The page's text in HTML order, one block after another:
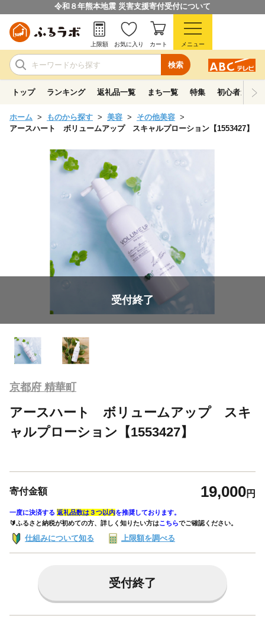
令和８年熊本地震 災害支援寄付受付について
検索
上限額 お気に入り カート メニュー
トップ ランキング 返礼品一覧 まち一覧 特集 初心者ガイド
ホーム ものから探す 美容
その他美容
アースハート ボリュームアップ スキャルプローション【1553427】
受付終了
京都府 精華町
アースハート ボリュームアップ スキ
ャルプローション【1553427】
寄付金額 19,000円
一度に決済する 返礼品数は３つ以内を推奨しております。
🔰ふるさと納税が初めての方、詳しく知りたい方はこちらでご確認ください。
仕組みについて知る 上限額を調べる
受付終了